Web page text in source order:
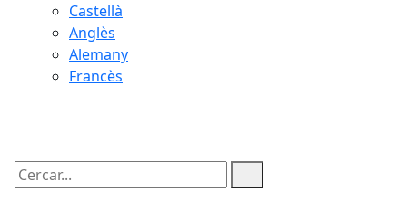
Castellà
Anglès
Alemany
Francès
Cercar: